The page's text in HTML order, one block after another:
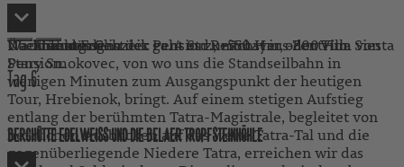
Nach dem Frühstück geht es zunächst ins Zentrum von
Stary Smokovec, von wo uns die Standseilbahn in
wenigen Minuten zum Ausgangspunkt der heutigen
Tour, Hrebienok, bringt. Auf einem stetigen Aufstieg
entlang der berühmten Tatra-Magistrale, begleitet von
herrlichen Ausblicken auf das weite Tatra-Tal und die
gegenüberliegende Niedere Tatra, erreichen wir das
Wanderung: Gehzeit: ca. 4 Std., +550 Hm, -800 Hm
Übernachtung in der Pension Reitmayer oder Villa Siesta
Pension.
Frühstück
Abendessen
Tag6
BERGHÜTTE EDELWEISS UND DIE BELAER TROPFSTEINHÖHLE